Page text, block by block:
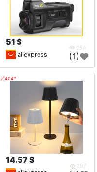
51 $
254
aliexpress (1)
🔗404?
14.57 $
297